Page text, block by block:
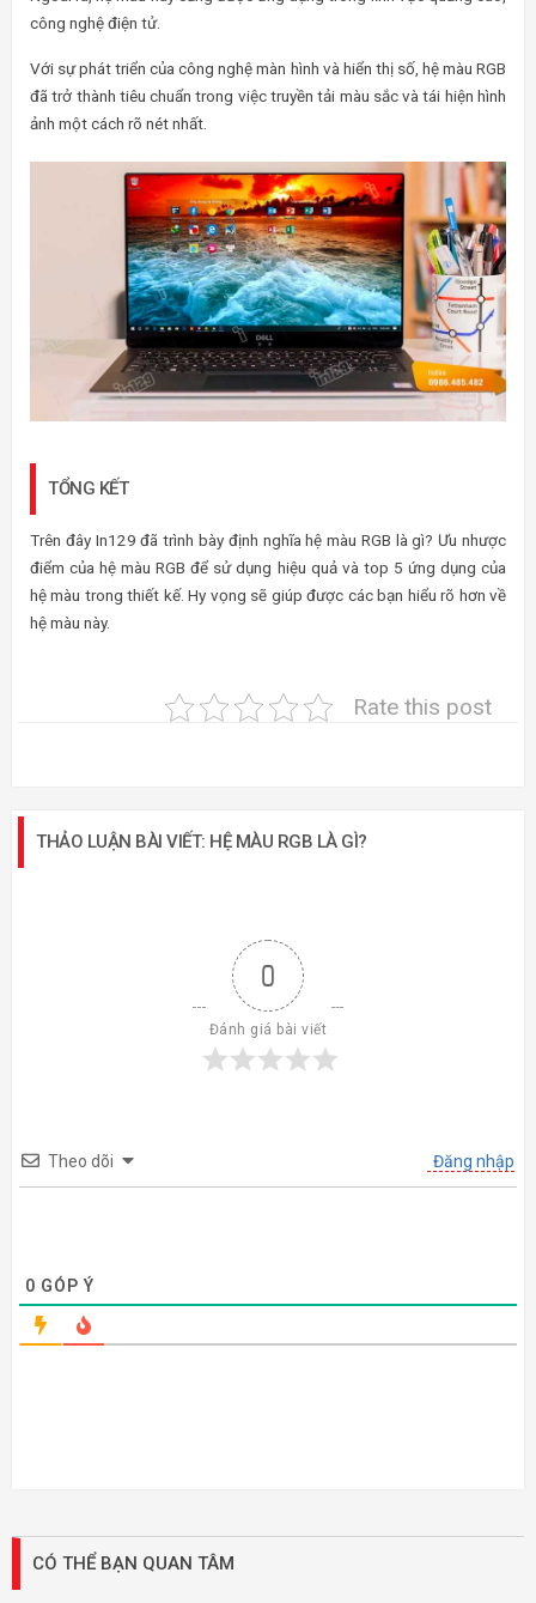
công nghệ điện tử.
Với sự phát triển của công nghệ màn hình và hiển thị số, hệ màu RGB
đã trở thành tiêu chuẩn trong việc truyền tải màu sắc và tái hiện hình
ảnh một cách rõ nét nhất.
TỔNG KẾT
Trên đây In129 đã trình bày định nghĩa hệ màu RGB là gì? Ưu nhược
điểm của hệ màu RGB để sử dụng hiệu quả và top 5 ứng dụng của
hệ màu trong thiết kế. Hy vọng sẽ giúp được các bạn hiểu rõ hơn về
hệ màu này.
Rate this post
THẢO LUẬN BÀI VIẾT: HỆ MÀU RGB LÀ GÌ?
0
Đánh giá bài viết
Theo dõi Đăng nhập
0 GÓP Ý
CÓ THỂ BẠN QUAN TÂM